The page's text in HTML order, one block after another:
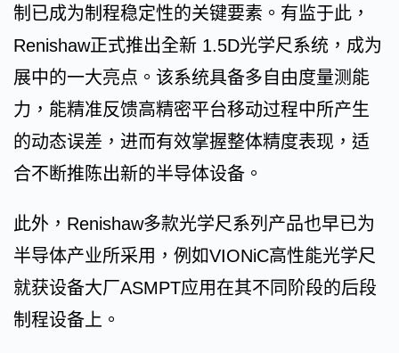
制已成为制程稳定性的关键要素。有监于此，
Renishaw正式推出全新 1.5D光学尺系统，成为
展中的一大亮点。该系统具备多自由度量测能
力，能精准反馈高精密平台移动过程中所产生
的动态误差，进而有效掌握整体精度表现，适
合不断推陈出新的半导体设备。
此外，Renishaw多款光学尺系列产品也早已为
半导体产业所采用，例如VIONiC高性能光学尺
就获设备大厂ASMPT应用在其不同阶段的后段
制程设备上。